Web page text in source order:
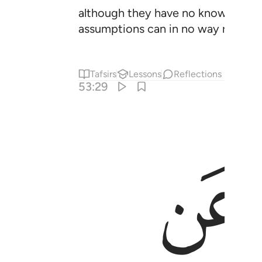
although they have no knowledge
assumptions can in no way
Tafsirs Lessons Reflections
53:29
ﱢ